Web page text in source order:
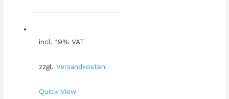
incl. 19% VAT
zzgl. Versandkosten
Quick View